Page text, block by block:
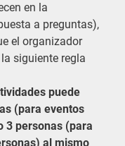
en la
a preguntas),
el organizador
siguiente regla
puede
(para eventos
3 personas (para
al mismo